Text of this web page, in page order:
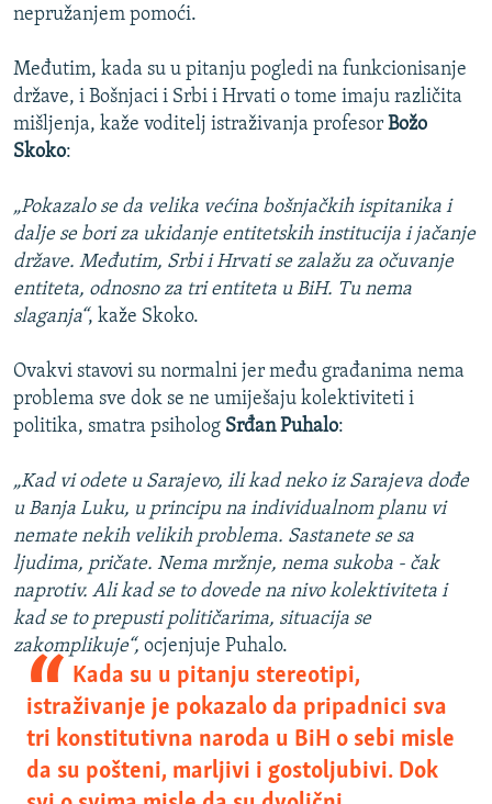
nepružanjem pomoći.
Međutim, kada su u pitanju pogledi na funkcionisanje
države, i Bošnjaci i Srbi i Hrvati o tome imaju različita
mišljenja, kaže voditelj istraživanja profesor Božo
Skoko:
„Pokazalo se da velika većina bošnjačkih ispitanika i
dalje se bori za ukidanje entitetskih institucija i jačanje
države. Međutim, Srbi i Hrvati se zalažu za očuvanje
entiteta, odnosno za tri entiteta u BiH. Tu nema
slaganja“, kaže Skoko.
Ovakvi stavovi su normalni jer među građanima nema
problema sve dok se ne umiješaju kolektiviteti i
politika, smatra psiholog Srđan Puhalo:
„Kad vi odete u Sarajevo, ili kad neko iz Sarajeva dođe
u Banja Luku, u principu na individualnom planu vi
nemate nekih velikih problema. Sastanete se sa
ljudima, pričate. Nema mržnje, nema sukoba - čak
naprotiv. Ali kad se to dovede na nivo kolektiviteta i
kad se to prepusti političarima, situacija se
zakomplikuje“, ocjenjuje Puhalo.
Kada su u pitanju stereotipi,
istraživanje je pokazalo da pripadnici sva
tri konstitutivna naroda u BiH o sebi misle
da su pošteni, marljivi i gostoljubivi. Dok